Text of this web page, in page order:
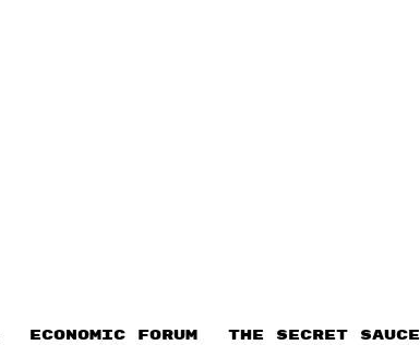
ECONOMIC FORUM THE SECRET SAUCE​